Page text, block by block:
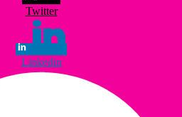
Twitter
Linkedin